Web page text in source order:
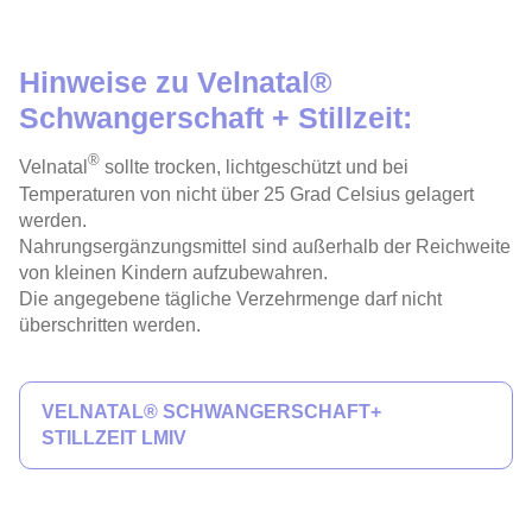
Hinweise zu Velnatal®
Schwangerschaft + Stillzeit:
Velnatal ® sollte trocken, lichtgeschützt und bei
Temperaturen von nicht über 25 Grad Celsius gelagert
werden.
Nahrungsergänzungsmittel sind außerhalb der Reichweite
von kleinen Kindern aufzubewahren.
Die angegebene tägliche Verzehrmenge darf nicht
überschritten werden.
VELNATAL® SCHWANGERSCHAFT+
STILLZEIT LMIV